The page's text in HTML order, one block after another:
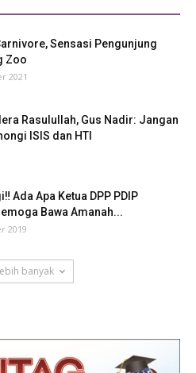
Sensasi Pengunjung
Zoo
2021
Rasulullah, Gus Nadir: Jangan
ISIS dan HTI
Ada Apa Ketua DPP PDIP
Bawa Amanah...
2019
banyak